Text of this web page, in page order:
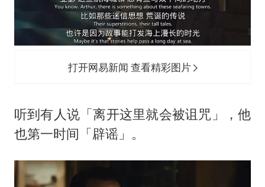
打开网易新闻 查看精彩图片
听到有人说「离开这里就会被诅咒」，他
也第一时间「辟谣」。